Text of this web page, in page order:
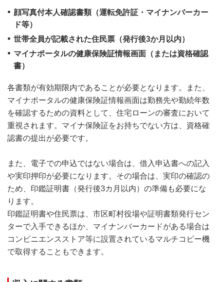
顔写真付本人確認書類（運転免許証・マイナンバーカー
ド等）
世帯全員が記載された住民票（発行後3か月以内）
マイナポータルの健康保険証情報画面（または資格確認
書）
各書類が有効期限内であることが必要となります。また、
マイナポータルの健康保険証情報画面は勤務先や勤続年数
を確認するための資料として、住宅ローンの審査において
重視されます。マイナ保険証をお持ちでない方は、資格確
認書の提出が必要です。
また、電子での申込ではない場合は、借入申込書への記入
や実印押印が必要になります。その場合は、実印の確認の
ため、印鑑証明書（発行後3カ月以内）の準備も必要にな
ります。
印鑑証明書や住民票は、市区町村役場や証明書類発行セン
ターで入手できるほか、マイナンバーカードがある場合は
コンビニエンスストア等に設置されているマルチコピー機
で取得することもできます。